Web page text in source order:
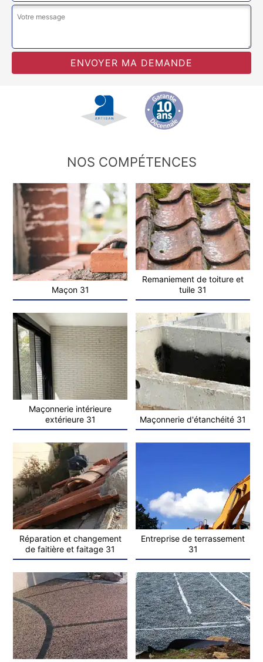
NOS COMPÉTENCES
Maçon 31
Remaniement de toiture et
tuile 31
Maçonnerie intérieure
extérieure 31
Maçonnerie d'étanchéité 31
Réparation et changement
de faitière et faitage 31
Entreprise de terrassement
31